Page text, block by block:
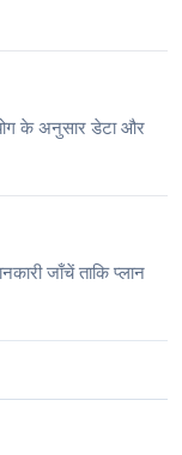
के अनुसार डेटा और
जाँचें ताकि प्लान